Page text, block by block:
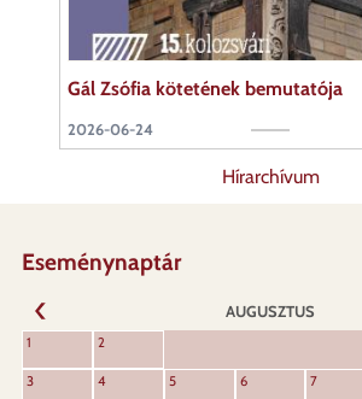
Gál Zsófia kötetének bemutatója
2026-06-24
Hírarchívum
Eseménynaptár
ELŐZŐ
AUGUSZTUS
1 2
3 4 5 6 7